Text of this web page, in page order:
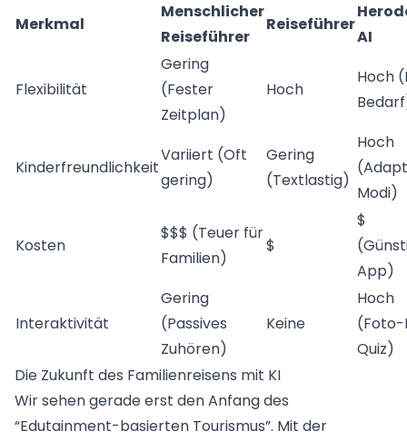
Merkmal
Menschlicher
Reiseführer
Reiseführer
AI
Flexibilität
Gering
(Fester
Zeitplan)
Hoch
Hoch
Kinderfreundlichkeit
Variiert (Oft
gering)
Gering
(Textlastig)
Hoch
Modi)
Kosten
$$$ (Teuer für
Familien)
$
$
App)
Interaktivität
Gering
(Passives
Zuhören)
Keine
Hoch
(Foto-
Quiz)
Die Zukunft des Familienreisens mit KI
Wir sehen gerade erst den Anfang des
“Edutainment-basierten Tourismus”. Mit der